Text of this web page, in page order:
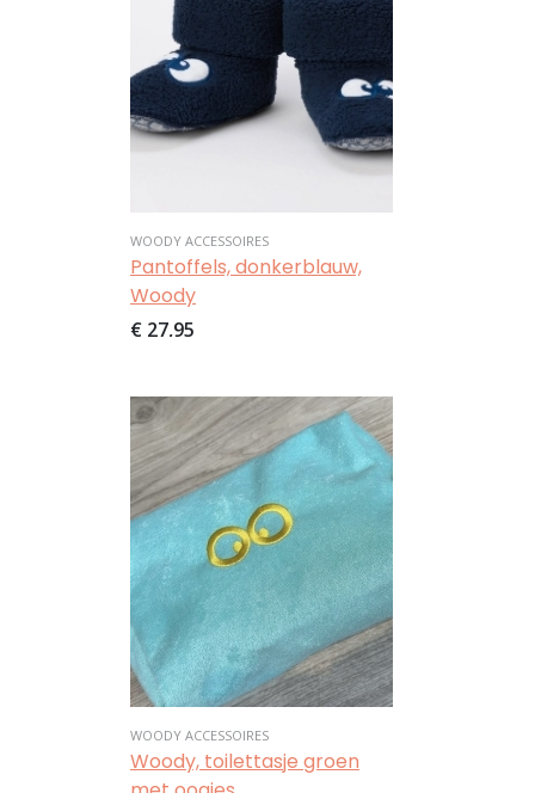
WOODY ACCESSOIRES
Pantoffels, donkerblauw,
Woody
€ 27,95
Afbeelding
WOODY ACCESSOIRES
Woody, toilettasje groen